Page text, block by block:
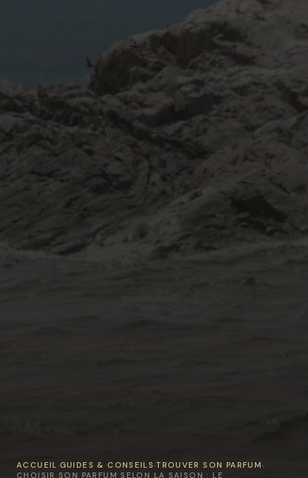
ACCUEIL ›GUIDES & CONSEILS ›TROUVER SON PARFUM ›
CHOISIR SON PARFUM SELON LA SAISON : LE